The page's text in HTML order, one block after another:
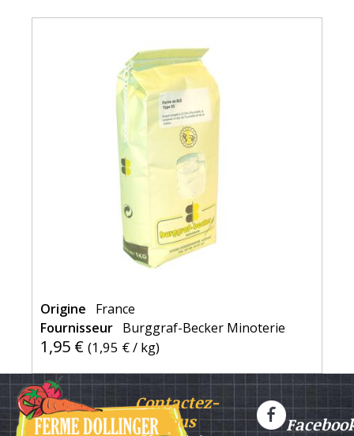
Origine
France
Fournisseur Burggraf-Becker Minoterie
1,95 € (1,95 €/ kg)
Contactez-
nous